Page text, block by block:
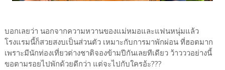
บอกเลยว่า นอกจากความหวานของแม่หมอและแฟนหนุ่มแล้ว
โรงแรมนี้ก็สวยสงบเป็นส่วนตัว เหมาะกับการมาพักผ่อน ที่ฮอตมาก
เพราะมีนักท่องเที่ยวต่างชาติจองข้ามปีกันเลยทีเดียว ว้าวววอย่างนี้
ขอตามรอยไปพักด้วยดีกว่า แต่จะไปกับใครอ้ะ???